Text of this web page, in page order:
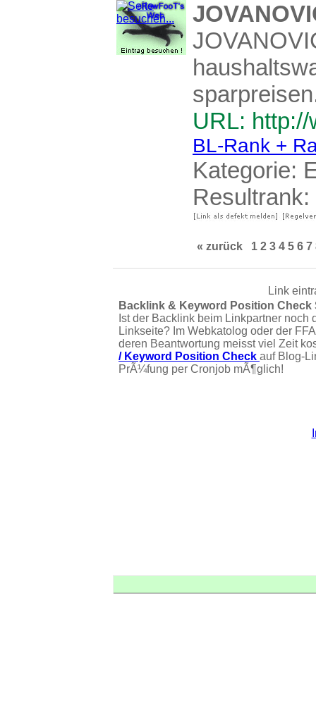
URL:
BL-Rank +
Kategorie:
Resultrank:
« zurück 1 2 3 4 5 6 7
Link
Backlink & Keyword Position
Ist der Backlink beim Linkpartner noch
Linkseite? Im Webkatolog oder der
deren Beantwortung meisst viel Zeit
/ Keyword Position Check auf Blog-
PrÃ¼fung per Cronjob mÃ¶glich!